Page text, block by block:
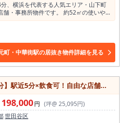
、横浜を代表する人気エリア・山下町
舗・事務所物件です。 約52㎡の使いや
階区画ならではの独立性を備えており、
まで幅広いニーズに対応可能。 飲食店
、カフェやテイクアウト店舗、サロ
店舗など多様な業態をご検討いただけま
ため、レイアウトや内装を自由に設計で
トに合わせた理想の空間づくりを実現し
元町商店街や横浜中華街、山下公園など
客や地域住民の集客も期待できる立地。
も利用可能でアクセス性にも優れてい
清潔感と自由度を兼ね備えた、開業や移
物件です。
町・中華街駅の居抜き物件詳細を見る
【世田谷区・経堂駅徒歩5分】駅近5分×飲食可！自由な店舗づくりが叶うテナント
198,000円 (坪@ 25,095円)
世田谷区